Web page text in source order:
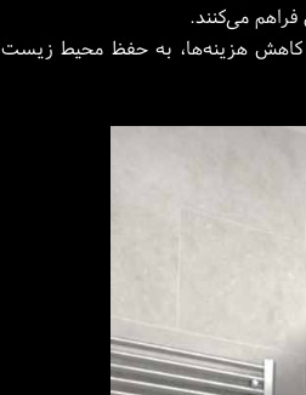
می‌کنند.
کاهش هزینه‌ها، به حفظ محیط‌ زیست